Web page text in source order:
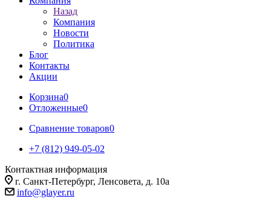
Назад
Компания
Новости
Политика
Блог
Контакты
Акции
Корзина0
Отложенные0
Сравнение товаров0
+7 (812) 949-05-02
Контактная информация
г. Санкт-Петербург, Ленсовета, д. 10а
info@glayer.ru